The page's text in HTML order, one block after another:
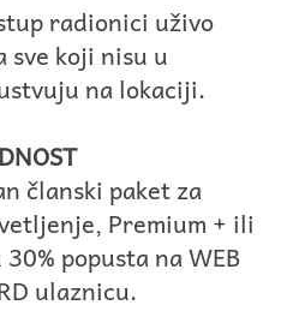
radionici uživo
koji nisu u
na lokaciji.
članski paket za
Premium + ili
popusta na WEB
ulaznicu.